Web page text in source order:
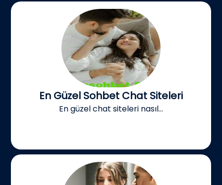
En Güzel Sohbet Chat Siteleri
En güzel chat siteleri nasıl...